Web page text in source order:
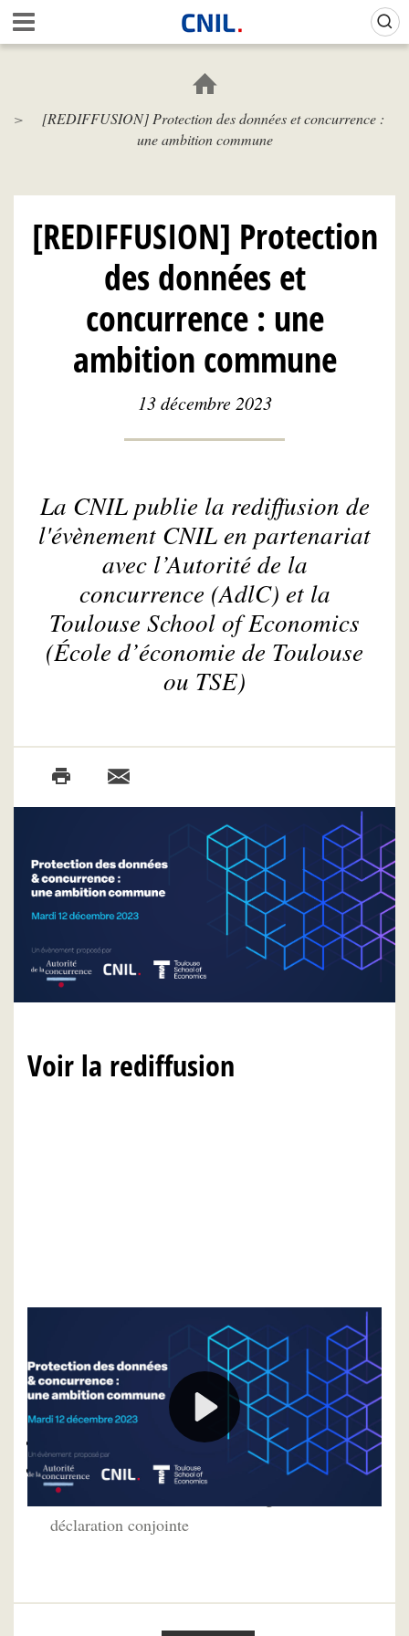
Aller
au
contenu
c
i
l
N
L
[REDIFFUSION] Protection des données et concurrence :
une ambition commune
[REDIFFUSION] Protection
des données et
concurrence : une
ambition commune
13 décembre 2023
La CNIL publie la rediffusion de
l'évènement CNIL en partenariat
avec l’Autorité de la
concurrence (AdlC) et la
Toulouse School of Economics
(École d’économie de Toulouse
ou TSE)
Voir la rediffusion
Pour approfondir
Découvrir le programme de l'évènement
Protection des données et concurrence : la CNIL
et l’Autorité de la concurrence signent une
déclaration conjointe
Gestion de vos préférences sur les cookies (témoins de connexion)